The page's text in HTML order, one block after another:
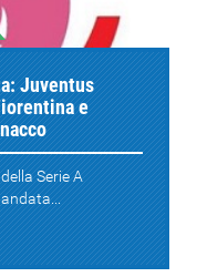
Juventus
e
Serie A